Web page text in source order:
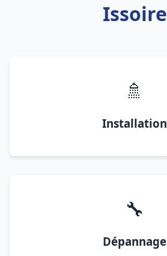
Issoire
🚿
Installation
🔧
Dépannage